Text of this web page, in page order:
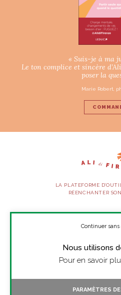
« Suis-je à ma
Le ton complice et sincère
poser la
Marie Robert,
LA PLATEFORME
RÉENCHANTER
SUIVEZ-
Nous utilisons
Pour en savoir
Continuer
PARAMÈTRES